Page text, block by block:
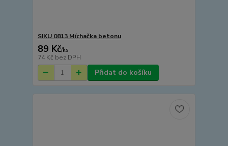
SIKU 0813 Míchačka betonu
89 Kč/ks
74 Kč bez DPH
Přidat do košíku